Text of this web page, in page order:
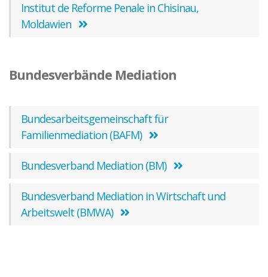
Institut de Reforme Penale in Chisinau,
Moldawien
Bundesverbände Mediation
Bundesarbeitsgemeinschaft für
Familienmediation (BAFM)
Bundesverband Mediation (BM)
Bundesverband Mediation in Wirtschaft und
Arbeitswelt (BMWA)